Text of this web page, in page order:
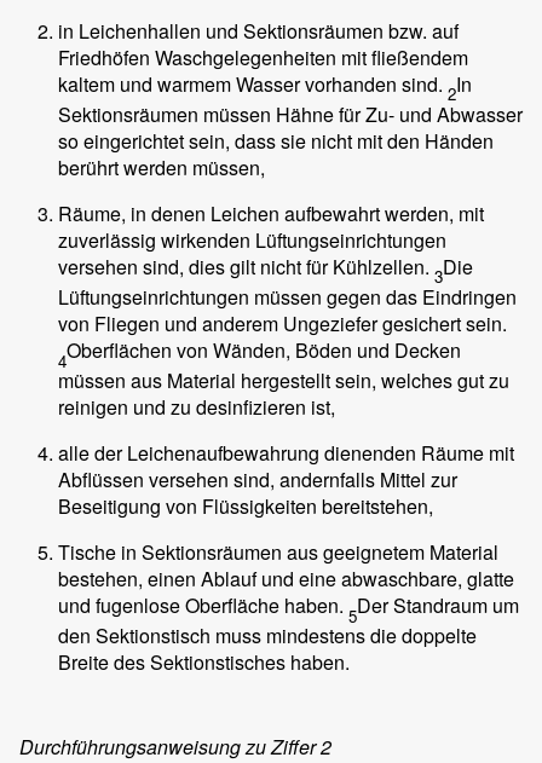
in Leichenhallen und Sektionsräumen bzw. auf
Friedhöfen Waschgelegenheiten mit fließendem
kaltem und warmem Wasser vorhanden sind. 2In
Sektionsräumen müssen Hähne für Zu- und Abwasser
so eingerichtet sein, dass sie nicht mit den Händen
berührt werden müssen,
Räume, in denen Leichen aufbewahrt werden, mit
zuverlässig wirkenden Lüftungseinrichtungen
versehen sind, dies gilt nicht für Kühlzellen. 3Die
Lüftungseinrichtungen müssen gegen das Eindringen
von Fliegen und anderem Ungeziefer gesichert sein.
4Oberflächen von Wänden, Böden und Decken
müssen aus Material hergestellt sein, welches gut zu
reinigen und zu desinfizieren ist,
alle der Leichenaufbewahrung dienenden Räume mit
Abflüssen versehen sind, andernfalls Mittel zur
Beseitigung von Flüssigkeiten bereitstehen,
Tische in Sektionsräumen aus geeignetem Material
bestehen, einen Ablauf und eine abwaschbare, glatte
und fugenlose Oberfläche haben. 5Der Standraum um
den Sektionstisch muss mindestens die doppelte
Breite des Sektionstisches haben.
Durchführungsanweisung zu Ziffer 2